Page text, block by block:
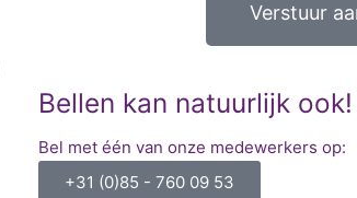
Verstuur
Bellen kan natuurlijk ook!
Bel met één van onze medewerkers op:
+31 (0)85 - 760 09 53